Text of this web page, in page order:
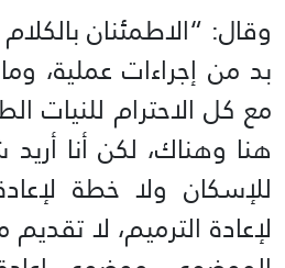
وقال: “الاطمئنان
بد من إجراءات عملية،
مع كل الاحترام للنيات
هنا وهناك، لكن أنا
للإسكان ولا خطة
لإعادة الترميم، لا